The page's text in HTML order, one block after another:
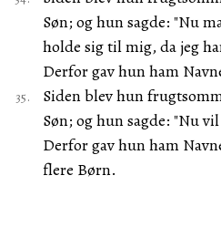
Søn; og hun sagde: "Nu
holde sig til mig, da jeg
Derfor gav hun ham
Siden blev hun
Søn; og hun sagde: "Nu
Derfor gav hun ham
flere Børn.